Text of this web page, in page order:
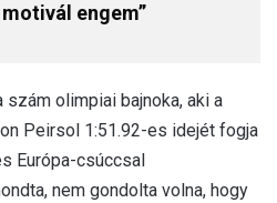
engem”
olimpiai bajnoka, aki a
Peirsol 1:51.92-es idejét fogja
Európa-csúccsal
nem gondolta volna, hogy